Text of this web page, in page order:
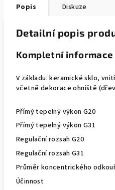
Popis Diskuze
Detailní popis
Kompletní informace
V základu: keramické sklo,
včetně dekorace ohniště
Přímý tepelný výkon G20
Přímý tepelný výkon G31
Regulační rozsah G20
Regulační rozsah G31
Průměr koncentrického
Účinnost